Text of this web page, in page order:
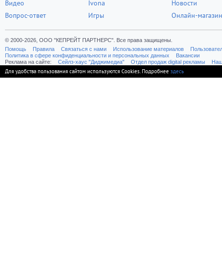
Видео
Вопрос-ответ
Ivona
Игры
Новости
Онлайн-магазин
© 2000-2026, ООО "КЕПРЕЙТ ПАРТНЕРС". Все права защищены.
Помощь
Правила Связаться с нами Использование материалов
Политика в сфере конфиденциальности и персональных данных
Вакансии
Реклама на сайте:
Cейлз-хаус "Диджимедиа" Отдел продаж digital рекламы
Для удобства пользования сайтом используются Cookies. Подробнее здесь